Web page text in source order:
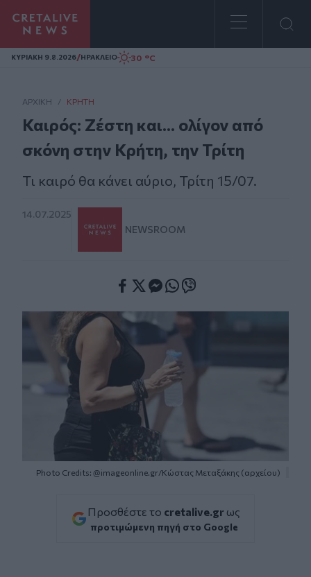
Homepage
ΚΥΡΙΑΚΗ 9.8.2026/ΗΡΑΚΛΕΙΟ 30 °C
ΑΡΧΙΚΗ / ΚΡΉΤΗ
Καιρός: Ζέστη και... ολίγον από
σκόνη στην Κρήτη, την Τρίτη
Τι καιρό θα κάνει αύριο, Τρίτη 15/07.
14.07.2025
NEWSROOM
Photo Credits: @imageonline.gr/Κώστας Μεταξάκης (αρχείου)
Προσθέστε το cretalive.gr ως
προτιμώμενη πηγή στο Google